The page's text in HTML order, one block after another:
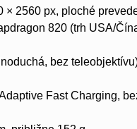
× 2560 px, ploché
820 (trh USA/
bez
Fast Charging,